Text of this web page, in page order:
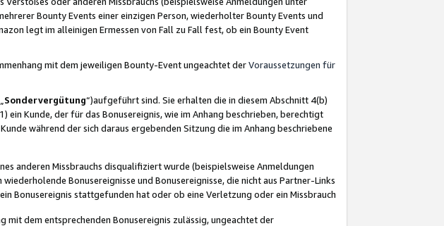
Bounty Events einer einzigen Person, wiederholter Bounty Events und
legt im alleinigen Ermessen von Fall zu Fall fest, ob ein Bounty Event
mit dem jeweiligen Bounty-Event ungeachtet derVoraussetzungen für
Sondervergütung“)aufgeführt sind. Sie erhalten die in diesem Abschnitt 4(b)
ein Kunde, der für das Bonusereignis, wie im Anhang beschrieben, berechtigt
während der sich daraus ergebenden Sitzung die im Anhang beschriebene
anderen Missbrauchs disqualifiziert wurde (beispielsweise Anmeldungen
Bonusereignisse und Bonusereignisse, die nicht aus Partner-Links
Bonusereignis stattgefunden hat oder ob eine Verletzung oder ein Missbrauch
mit dem entsprechenden Bonusereignis zulässig, ungeachtet der